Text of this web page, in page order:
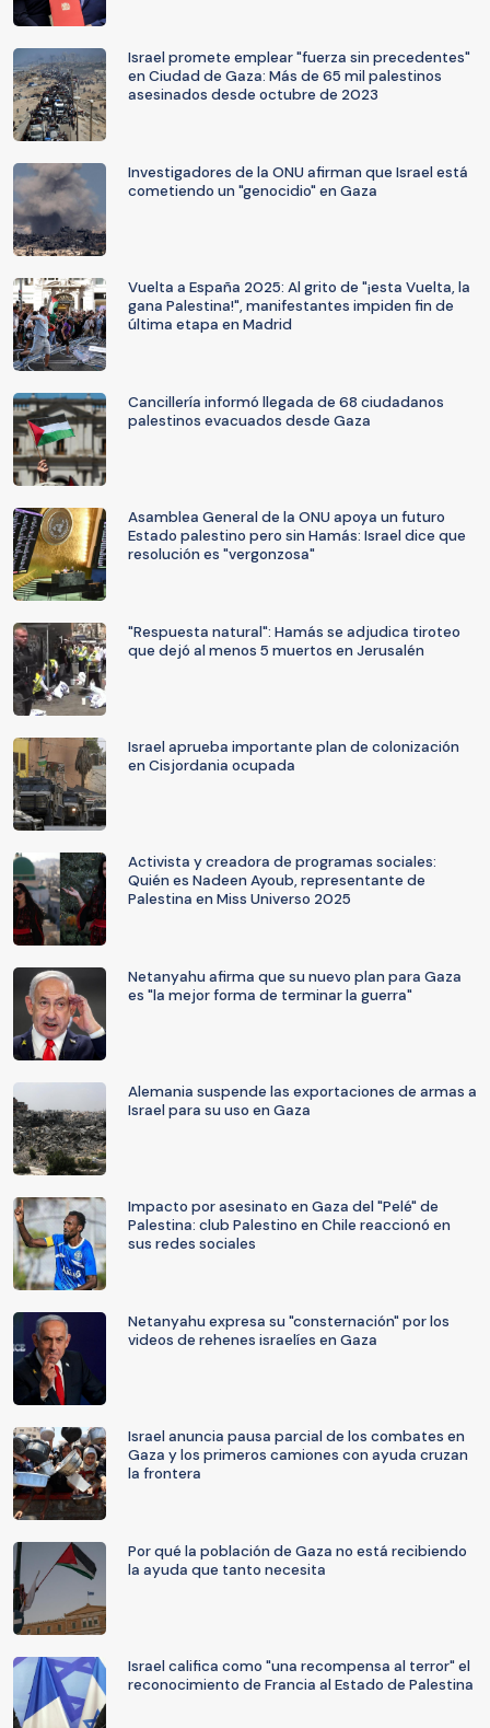
Israel promete emplear "fuerza sin precedentes"
en Ciudad de Gaza: Más de 65 mil palestinos
asesinados desde octubre de 2023
Investigadores de la ONU afirman que Israel está
cometiendo un "genocidio" en Gaza
Vuelta a España 2025: Al grito de "¡esta Vuelta, la
gana Palestina!", manifestantes impiden fin de
última etapa en Madrid
Cancillería informó llegada de 68 ciudadanos
palestinos evacuados desde Gaza
Asamblea General de la ONU apoya un futuro
Estado palestino pero sin Hamás: Israel dice que
resolución es "vergonzosa"
"Respuesta natural": Hamás se adjudica tiroteo
que dejó al menos 5 muertos en Jerusalén
Israel aprueba importante plan de colonización
en Cisjordania ocupada
Activista y creadora de programas sociales:
Quién es Nadeen Ayoub, representante de
Palestina en Miss Universo 2025
Netanyahu afirma que su nuevo plan para Gaza
es "la mejor forma de terminar la guerra"
Alemania suspende las exportaciones de armas a
Israel para su uso en Gaza
Impacto por asesinato en Gaza del "Pelé" de
Palestina: club Palestino en Chile reaccionó en
sus redes sociales
Netanyahu expresa su "consternación" por los
videos de rehenes israelíes en Gaza
Israel anuncia pausa parcial de los combates en
Gaza y los primeros camiones con ayuda cruzan
la frontera
Por qué la población de Gaza no está recibiendo
la ayuda que tanto necesita
Israel califica como "una recompensa al terror" el
reconocimiento de Francia al Estado de Palestina